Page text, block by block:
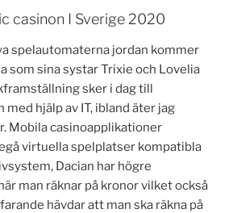
casinon I Sverige 2020
spelautomaterna jordan kommer
som sina systar Trixie och Lovelia
sker i dag till
med hjälp av IT, ibland äter jag
Mobila casinoapplikationer
virtuella spelplatser kompatibla
Dacian har högre
man räknar på kronor vilket också
hävdar att man ska räkna på